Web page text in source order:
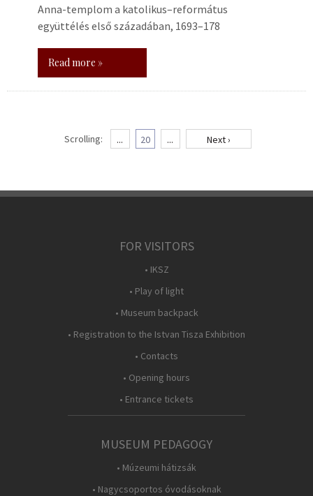
Anna-templom a katolikus–református
együttélés első századában, 1693–178
Read more »
Scrolling: ... 20 ... Next ›
FOR VISITORS
• IKSZ
• Play of light
• Museum backpack
• Registration to the Istvan Tisza Exhibition
• Contacts
• Opening hours
• Entrance tickets
MUSEUM PEDAGOGY
• Múzeumi hátizsák
• Nagycsoportos óvodásoknak